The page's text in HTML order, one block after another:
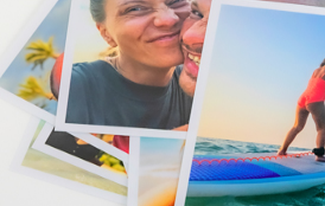
Выберите из списка: